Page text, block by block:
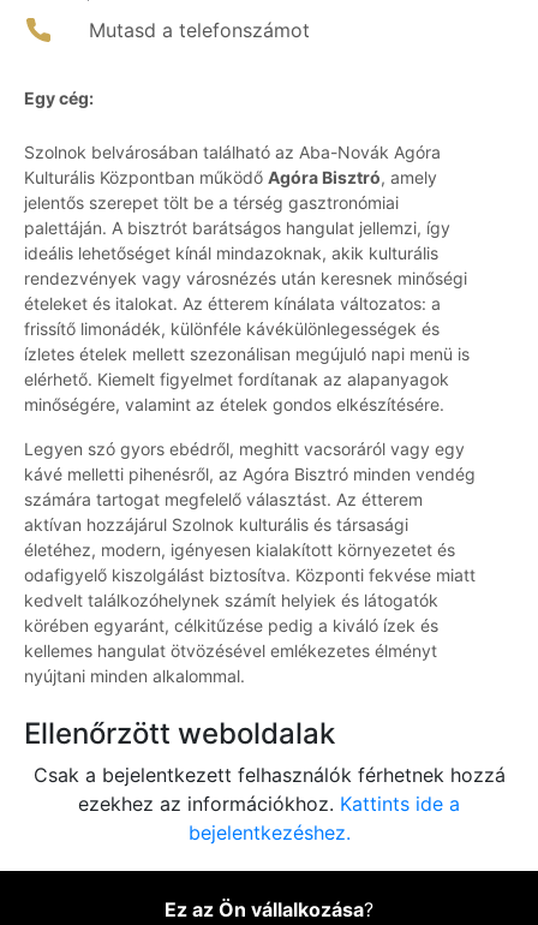
Mutasd a telefonszámot
Egy cég:
Szolnok belvárosában található az Aba-Novák Agóra
Kulturális Központban működő Agóra Bisztró, amely
jelentős szerepet tölt be a térség gasztronómiai
palettáján. A bisztrót barátságos hangulat jellemzi, így
ideális lehetőséget kínál mindazoknak, akik kulturális
rendezvények vagy városnézés után keresnek minőségi
ételeket és italokat. Az étterem kínálata változatos: a
frissítő limonádék, különféle kávékülönlegességek és
ízletes ételek mellett szezonálisan megújuló napi menü is
elérhető. Kiemelt figyelmet fordítanak az alapanyagok
minőségére, valamint az ételek gondos elkészítésére.
Legyen szó gyors ebédről, meghitt vacsoráról vagy egy
kávé melletti pihenésről, az Agóra Bisztró minden vendég
számára tartogat megfelelő választást. Az étterem
aktívan hozzájárul Szolnok kulturális és társasági
életéhez, modern, igényesen kialakított környezetet és
odafigyelő kiszolgálást biztosítva. Központi fekvése miatt
kedvelt találkozóhelynek számít helyiek és látogatók
körében egyaránt, célkitűzése pedig a kiváló ízek és
kellemes hangulat ötvözésével emlékezetes élményt
nyújtani minden alkalommal.
Ellenőrzött weboldalak
Csak a bejelentkezett felhasználók férhetnek hozzá
ezekhez az információkhoz. Kattints ide a
bejelentkezéshez.
Ez az Ön vállalkozása?